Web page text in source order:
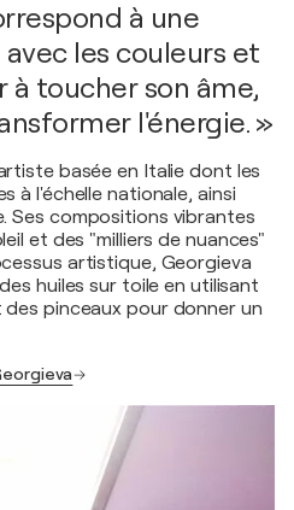
à une
les couleurs et
toucher son âme,
l'énergie. »
basée en Italie dont les
à l'échelle nationale, ainsi
Ses compositions vibrantes
et des "milliers de nuances"
artistique, Georgieva
huiles sur toile en utilisant
pinceaux pour donner un